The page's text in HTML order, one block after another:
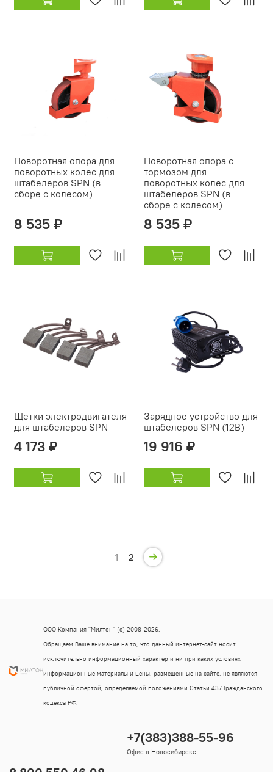
Поворотная опора для
поворотных колес для
штабелеров SPN (в
сборе с колесом)
8 535 ₽
Поворотная опора с
тормозом для
поворотных колес для
штабелеров SPN (в
сборе с колесом)
8 535 ₽
Щетки электродвигателя
для штабелеров SPN
4 173 ₽
Зарядное устройство для
штабелеров SPN (12В)
19 916 ₽
1 2
+7(383)388-55-96
Офис в Новосибирске
ООО Компания "Милтон" (с) 2008-2026.
Обращаем Ваше внимание на то, что данный интернет-сайт носит
исключительно информационный характер и ни при каких условиях
информационные материалы и цены, размещенные на сайте, не являются
публичной офертой, определяемой положениями Статьи 437 Гражданского
кодекса РФ.